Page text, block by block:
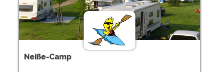
Neiße-Camp